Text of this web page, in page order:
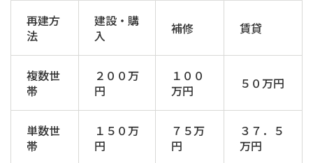
再建方
法
建設・購
入
補修 賃貸
複数世
帯
２００万
円
１００
万円
５０万円
単数世
帯
１５０万
円
７５万
円
３７．５
万円